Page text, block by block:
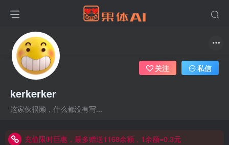
kerkerker
这家伙很懒，什么都没有写...
关注 私信
充值限时巨惠，最多赠送1168余额，1余额=0.3元